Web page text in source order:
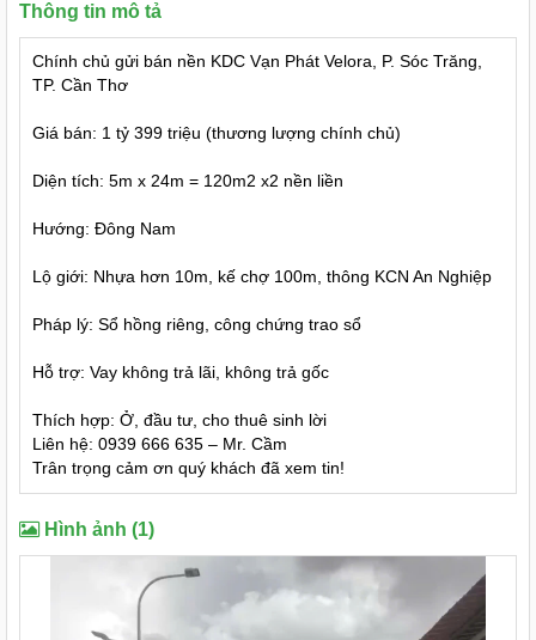
Thông tin mô tả
Chính chủ gửi bán nền KDC Vạn Phát Velora, P. Sóc Trăng,
TP. Cần Thơ
Giá bán: 1 tỷ 399 triệu (thương lượng chính chủ)
Diện tích: 5m x 24m = 120m2 x2 nền liền
Hướng: Đông Nam
Lộ giới: Nhựa hơn 10m, kế chợ 100m, thông KCN An Nghiệp
Pháp lý: Sổ hồng riêng, công chứng trao sổ
Hỗ trợ: Vay không trả lãi, không trả gốc
Thích hợp: Ở, đầu tư, cho thuê sinh lời
Liên hệ: 0939 666 635 – Mr. Cầm
Trân trọng cảm ơn quý khách đã xem tin!
Hình ảnh (1)